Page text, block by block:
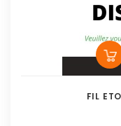
FIL